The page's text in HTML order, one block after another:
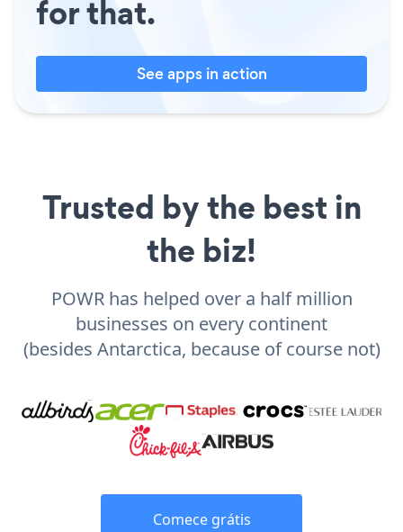
for that.
See apps in action
Trusted by the best in
the biz!
POWR has helped over a half million
businesses on every continent
(besides Antarctica, because of course not)
Comece grátis